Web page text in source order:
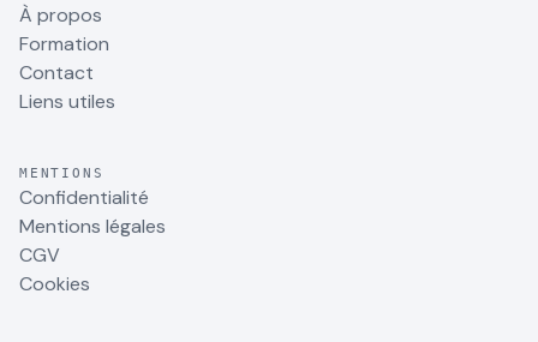
À propos
Formation
Contact
Liens utiles
MENTIONS
Confidentialité
Mentions légales
CGV
Cookies